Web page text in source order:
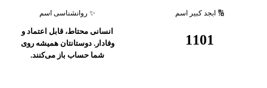
🔢 ابجد کبیر اسم
1101
✨ روانشناسی اسم
انسانی محتاط، قابل اعتماد و
وفادار. دوستانتان همیشه روی
شما حساب باز می‌کنند.